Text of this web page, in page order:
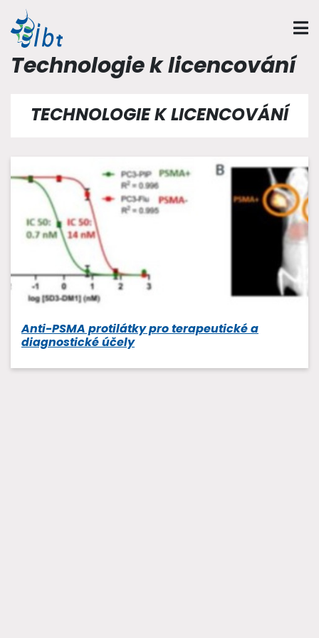
Technologie k licencování
TECHNOLOGIE K LICENCOVÁNÍ
Anti-PSMA protilátky pro terapeutické a
diagnostické účely